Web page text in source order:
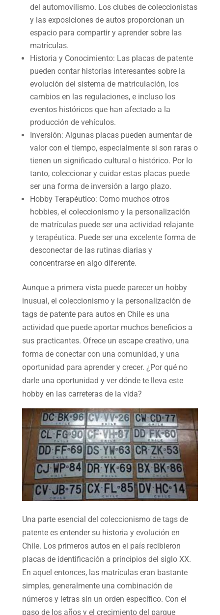
del automovilismo. Los clubes de coleccionistas
y las exposiciones de autos proporcionan un
espacio para compartir y aprender sobre las
matrículas.
Historia y Conocimiento: Las placas de patente
pueden contar historias interesantes sobre la
evolución del sistema de matriculación, los
cambios en las regulaciones, e incluso los
eventos históricos que han afectado a la
producción de vehículos.
Inversión: Algunas placas pueden aumentar de
valor con el tiempo, especialmente si son raras o
tienen un significado cultural o histórico. Por lo
tanto, coleccionar y cuidar estas placas puede
ser una forma de inversión a largo plazo.
Hobby Terapéutico: Como muchos otros
hobbies, el coleccionismo y la personalización
de matrículas puede ser una actividad relajante
y terapéutica. Puede ser una excelente forma de
desconectar de las rutinas diarias y
concentrarse en algo diferente.
Aunque a primera vista puede parecer un hobby
inusual, el coleccionismo y la personalización de
tags de patente para autos en Chile es una
actividad que puede aportar muchos beneficios a
sus practicantes. Ofrece un escape creativo, una
forma de conectar con una comunidad, y una
oportunidad para aprender y crecer. ¿Por qué no
darle una oportunidad y ver dónde te lleva este
hobby en las carreteras de la vida?
Una parte esencial del coleccionismo de tags de
patente es entender su historia y evolución en
Chile. Los primeros autos en el país recibieron
placas de identificación a principios del siglo XX.
En aquel entonces, las matrículas eran bastante
simples, generalmente una combinación de
números y letras sin un orden específico. Con el
paso de los años y el crecimiento del parque